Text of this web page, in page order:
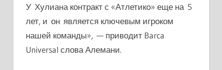
У Хулиана контракт с «Атлетико» еще на 5
лет, и он является ключевым игроком
нашей команды», — приводит Barca
Universal слова Алемани.